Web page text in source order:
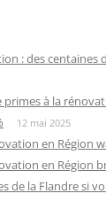
: des
primes à la
12 mai 2025
en Région
en Région
de la Flandre si